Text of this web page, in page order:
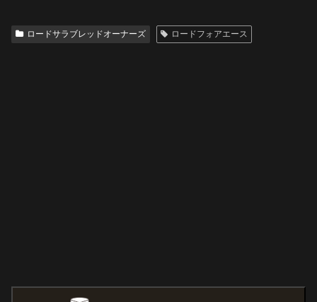
ロードサラブレッドオーナーズ ロードフォアエース